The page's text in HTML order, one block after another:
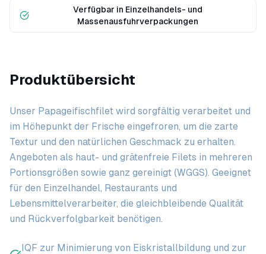
Verfügbar in Einzelhandels- und
Massenausfuhrverpackungen
Produktübersicht
Unser Papageifischfilet wird sorgfältig verarbeitet und
im Höhepunkt der Frische eingefroren, um die zarte
Textur und den natürlichen Geschmack zu erhalten.
Angeboten als haut- und grätenfreie Filets in mehreren
Portionsgrößen sowie ganz gereinigt (WGGS). Geeignet
für den Einzelhandel, Restaurants und
Lebensmittelverarbeiter, die gleichbleibende Qualität
und Rückverfolgbarkeit benötigen.
IQF zur Minimierung von Eiskristallbildung und zur